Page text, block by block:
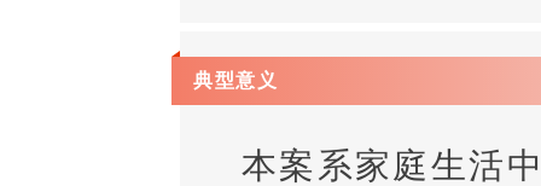
典型意义
本案系家庭生活